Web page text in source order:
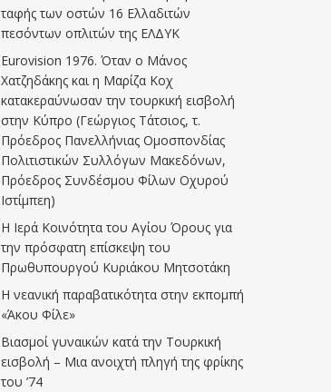
ταφής των οστών 16 Ελλαδιτών
πεσόντων οπλιτών της ΕΛΔΥΚ
Eurovision 1976. Όταν ο Μάνος
Χατζηδάκης και η Μαρίζα Κοχ
κατακεραύνωσαν την τουρκική εισβολή
στην Κύπρο (Γεώργιος Τάτσιος, τ.
Πρόεδρος Πανελλήνιας Ομοσπονδίας
Πολιτιστικών Συλλόγων Μακεδόνων,
Πρόεδρος Συνδέσμου Φίλων Οχυρού
Ιστίμπεη)
Η Ιερά Κοινότητα του Αγίου Όρους για
την πρόσφατη επίσκεψη του
Πρωθυπουργού Κυριάκου Μητσοτάκη
Η νεανική παραβατικότητα στην εκπομπή
«Άκου Φίλε»
Βιασμοί γυναικών κατά την Τουρκική
εισβολή – Μια ανοιχτή πληγή της φρίκης
του ’74